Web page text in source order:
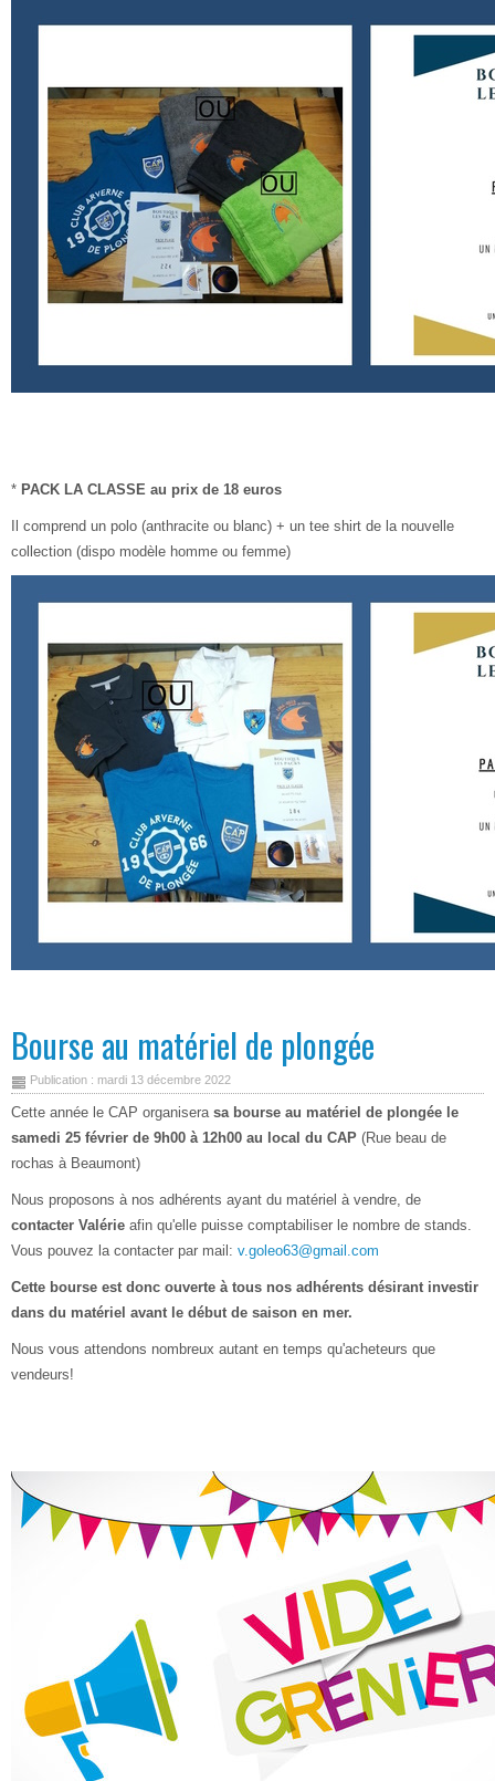
* PACK LA CLASSE au prix de 18 euros
Il comprend un polo (anthracite ou blanc) + un tee shirt de la nouvelle
collection (dispo modèle homme ou femme)
Bourse au matériel de plongée
Publication : mardi 13 décembre 2022
Cette année le CAP organisera sa bourse au matériel de plongée le
samedi 25 février de 9h00 à 12h00 au local du CAP (Rue beau de
rochas à Beaumont)
Nous proposons à nos adhérents ayant du matériel à vendre, de
contacter Valérie afin qu'elle puisse comptabiliser le nombre de stands.
Vous pouvez la contacter par mail: v.goleo63@gmail.com
Cette bourse est donc ouverte à tous nos adhérents désirant investir
dans du matériel avant le début de saison en mer.
Nous vous attendons nombreux autant en temps qu'acheteurs que
vendeurs!